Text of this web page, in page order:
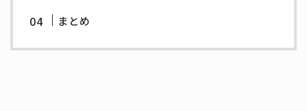
まとめ